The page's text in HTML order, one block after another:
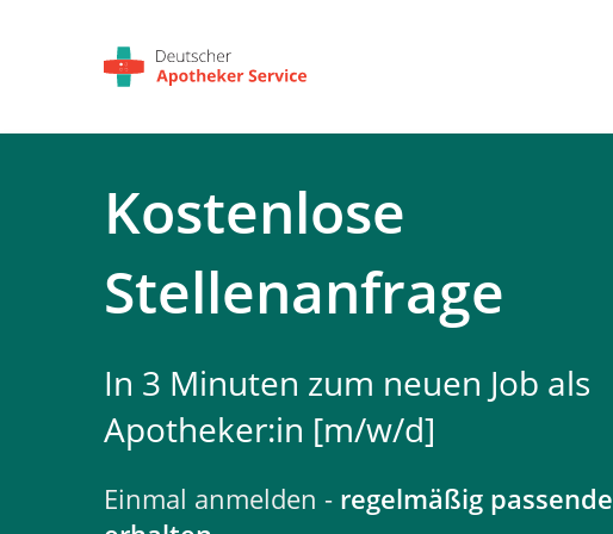
Kostenlose
Stellenanfrage
In 3 Minuten zum neuen Job als
Apotheker:in [m/w/d]
Einmal anmelden - regelmäßig